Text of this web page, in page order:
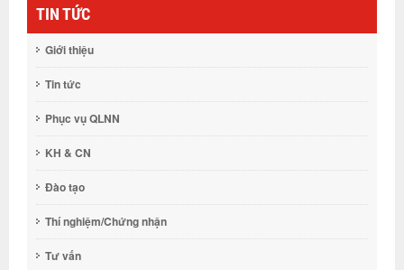
TIN TỨC
Giới thiệu
Tin tức
Phục vụ QLNN
KH & CN
Đào tạo
Thí nghiệm/Chứng nhận
Tư vấn